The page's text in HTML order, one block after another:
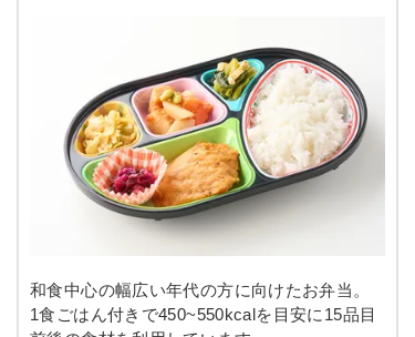
和食中心の幅広い年代の方に向けたお弁当。
1食ごはん付きで450~550kcalを目安に15品目